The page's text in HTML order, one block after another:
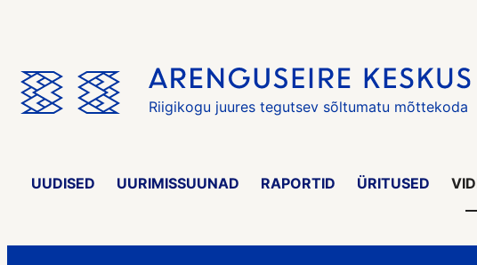
Riigikogu juures tegutsev sõltumatu mõttekoda
UUDISED UURIMISSUUNAD RAPORTID ÜRITUSED